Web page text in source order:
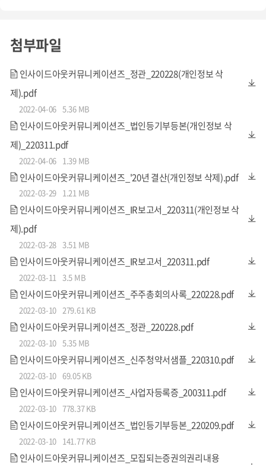
2. 개인 멤버쉽
B2B 기반 EAP 서비스 외에도, 당사의 프로그램과 협약을 맺
지 못하여 혜택을 받지 못하는 근로자와 학생을 위해 당사의
서비스를 받을 수 있는 개인 멤버쉽 서비스를 운영할 계획입
니다.
서비스 특성상 바이럴이 중요하기에 개인 멤버쉽 서비스를
도입함으로써 성장을 가속화하고자 합니다.
인력 및 비즈니스 계획
석박사급 임상심리학사들을 고용하여 1:1 상담소를 운영하
고, 24시간 로테이션 근무를 통해 근로자들이 언제든 찾을 수
있는 장소를 만들 예정입니다.
또한 현재 대표이사가 운영하고있는 정신과 의원의 정신건강
전문의들을 통해, 문제가 시급한 경우 도움을 바로 줄 수 있는
연결점을 만들 계획이며, 미술치료센터, 마음챙김명상센터,
인지행동치료센터, 트라우마센터 등을 운영할 수 있는 전문
가들을 고용함으로써 각 분야별 전문성 또한 확보할 계획을
갖고 있습니다.
첨부파일
인사이드아웃커뮤니케이션즈_정관_220228(개인정보 삭
제).pdf
2022-04-06 5.36 MB
인사이드아웃커뮤니케이션즈_법인등기부등본(개인정보 삭
제)_220311.pdf
2022-04-06 1.39 MB
인사이드아웃커뮤니케이션즈_'20년 결산(개인정보 삭제).pdf
2022-03-29 1.21 MB
인사이드아웃커뮤니케이션즈_IR보고서_220311(개인정보 삭
제).pdf
2022-03-28 3.51 MB
인사이드아웃커뮤니케이션즈_IR보고서_220311.pdf
2022-03-11 3.5 MB
인사이드아웃커뮤니케이션즈_주주총회의사록_220228.pdf
2022-03-10 279.61 KB
인사이드아웃커뮤니케이션즈_정관_220228.pdf
2022-03-10 5.35 MB
인사이드아웃커뮤니케이션즈_신주청약서샘플_220310.pdf
2022-03-10 69.05 KB
인사이드아웃커뮤니케이션즈_사업자등록증_200311.pdf
2022-03-10 778.37 KB
인사이드아웃커뮤니케이션즈_법인등기부등본_220209.pdf
2022-03-10 141.77 KB
인사이드아웃커뮤니케이션즈_모집되는증권의권리내용